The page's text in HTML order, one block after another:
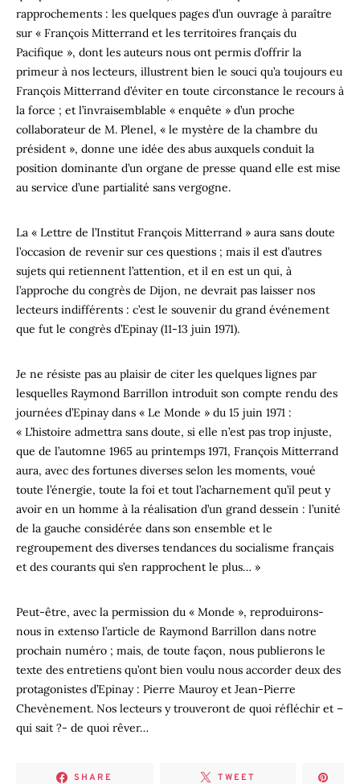
rapprochements : les quelques pages d’un ouvrage à paraître
sur « François Mitterrand et les territoires français du
Pacifique », dont les auteurs nous o­nt permis d’offrir la
primeur à nos lecteurs, illustrent bien le souci qu’a toujours eu
François Mitterrand d’éviter en toute circonstance le recours à
la force ; et l’invraisemblable « enquête » d’un proche
collaborateur de M. Plenel, « le mystère de la chambre du
président », donne une idée des abus auxquels conduit la
position dominante d’un organe de presse quand elle est mise
au service d’une partialité sans vergogne.
La « Lettre de l’Institut François Mitterrand » aura sans doute
l’occasion de revenir sur ces questions ; mais il est d’autres
sujets qui retiennent l’attention, et il en est un qui, à
l’approche du congrès de Dijon, ne devrait pas laisser nos
lecteurs indifférents : c’est le souvenir du grand événement
que fut le congrès d’Epinay (11-13 juin 1971).
Je ne résiste pas au plaisir de citer les quelques lignes par
lesquelles Raymond Barrillon introduit son compte rendu des
journées d’Epinay dans « Le Monde » du 15 juin 1971 :
« L’histoire admettra sans doute, si elle n’est pas trop injuste,
que de l’automne 1965 au printemps 1971, François Mitterrand
aura, avec des fortunes diverses selon les moments, voué
toute l’énergie, toute la foi et tout l’acharnement qu’il peut y
avoir en un homme à la réalisation d’un grand dessein : l’unité
de la gauche considérée dans son ensemble et le
regroupement des diverses tendances du socialisme français
et des courants qui s’en rapprochent le plus… »
Peut-être, avec la permission du « Monde », reproduirons-
nous in extenso l’article de Raymond Barrillon dans notre
prochain numéro ; mais, de toute façon, nous publierons le
texte des entretiens qu’ont bien voulu nous accorder deux des
protagonistes d’Epinay : Pierre Mauroy et Jean-Pierre
Chevènement. Nos lecteurs y trouveront de quoi réfléchir et –
qui sait ?- de quoi rêver…
SHARE TWEET